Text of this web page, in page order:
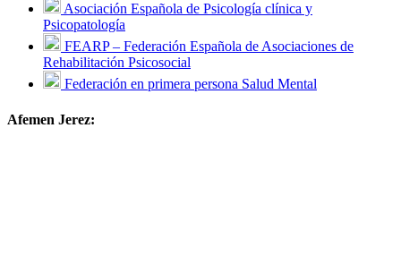
Asociación Española de Psicología clínica y
Psicopatología
FEARP – Federación Española de Asociaciones de
Rehabilitación Psicosocial
Federación en primera persona Salud Mental
Afemen Jerez: